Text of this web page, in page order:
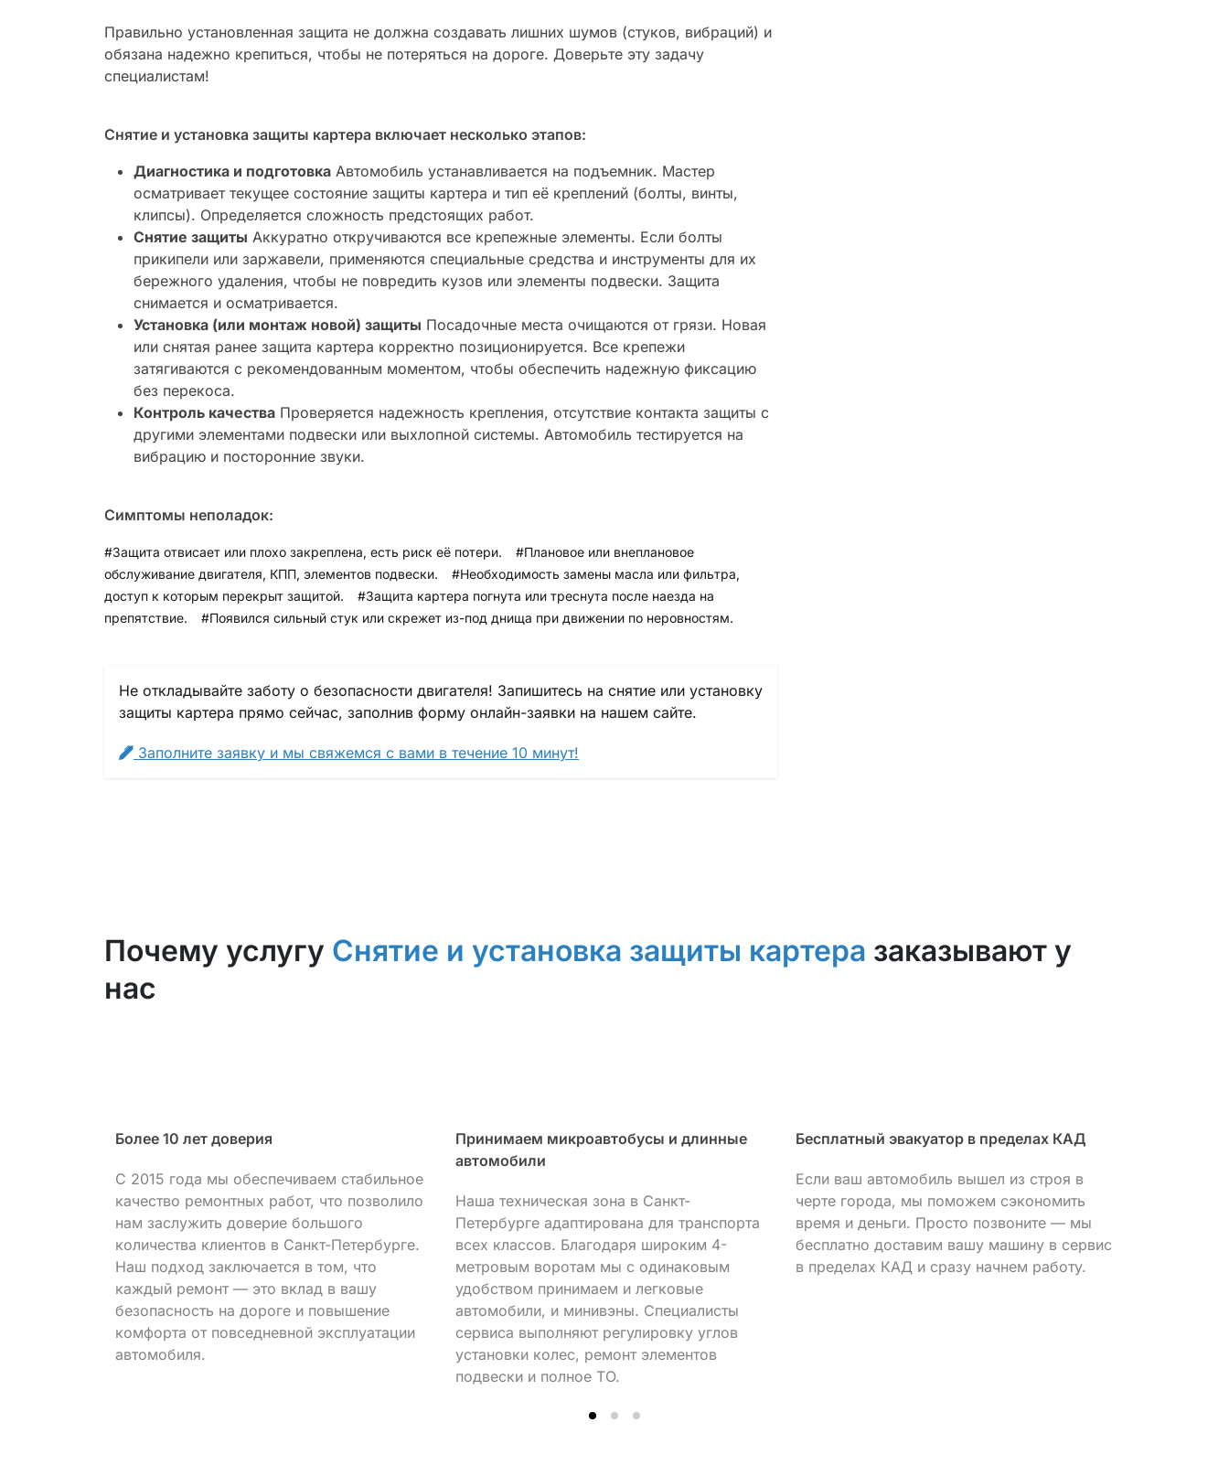
Правильно установленная защита не должна создавать лишних шумов (стуков, вибраций) и
обязана надежно крепиться, чтобы не потеряться на дороге. Доверьте эту задачу
специалистам!
Снятие и установка защиты картера включает несколько этапов:
Диагностика и подготовка Автомобиль устанавливается на подъемник. Мастер
осматривает текущее состояние защиты картера и тип её креплений (болты, винты,
клипсы). Определяется сложность предстоящих работ.
Снятие защиты Аккуратно откручиваются все крепежные элементы. Если болты
прикипели или заржавели, применяются специальные средства и инструменты для их
бережного удаления, чтобы не повредить кузов или элементы подвески. Защита
снимается и осматривается.
Установка (или монтаж новой) защиты Посадочные места очищаются от грязи. Новая
или снятая ранее защита картера корректно позиционируется. Все крепежи
затягиваются с рекомендованным моментом, чтобы обеспечить надежную фиксацию
без перекоса.
Контроль качества Проверяется надежность крепления, отсутствие контакта защиты с
другими элементами подвески или выхлопной системы. Автомобиль тестируется на
вибрацию и посторонние звуки.
Симптомы неполадок:
#Защита отвисает или плохо закреплена, есть риск её потери.
#Плановое или внеплановое
обслуживание двигателя, КПП, элементов подвески.
#Необходимость замены масла или фильтра,
доступ к которым перекрыт защитой.
#Защита картера погнута или треснута после наезда на
препятствие.
#Появился сильный стук или скрежет из-под днища при движении по неровностям.
Не откладывайте заботу о безопасности двигателя! Запишитесь на снятие или установку
защиты картера прямо сейчас, заполнив форму онлайн-заявки на нашем сайте.
Заполните заявку и мы свяжемся с вами в течение 10 минут!
Почему услугу Снятие и установка защиты картера заказывают у
нас
Более 10 лет доверия
С 2015 года мы обеспечиваем стабильное
качество ремонтных работ, что позволило
нам заслужить доверие большого
количества клиентов в Санкт-Петербурге.
Наш подход заключается в том, что
каждый ремонт — это вклад в вашу
безопасность на дороге и повышение
комфорта от повседневной эксплуатации
автомобиля.
Принимаем микроавтобусы и длинные
автомобили
Наша техническая зона в Санкт-
Петербурге адаптирована для транспорта
всех классов. Благодаря широким 4-
метровым воротам мы с одинаковым
удобством принимаем и легковые
автомобили, и минивэны. Специалисты
сервиса выполняют регулировку углов
установки колес, ремонт элементов
подвески и полное ТО.
Бесплатный эвакуатор в пределах КАД
Если ваш автомобиль вышел из строя в
черте города, мы поможем сэкономить
время и деньги. Просто позвоните — мы
бесплатно доставим вашу машину в сервис
в пределах КАД и сразу начнем работу.